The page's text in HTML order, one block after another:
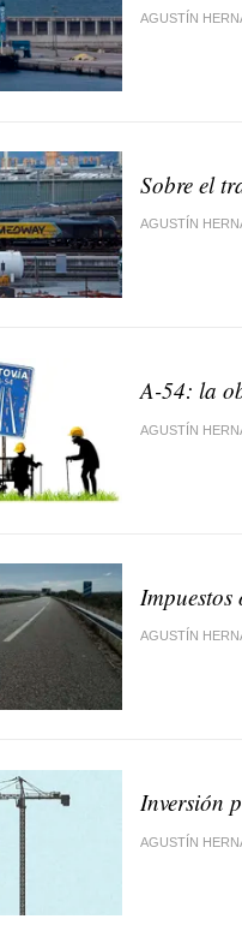
AGUSTÍN
Sobre el
AGUSTÍN
A-54: la
AGUSTÍN
Impuestos
AGUSTÍN
Inversión
AGUSTÍN